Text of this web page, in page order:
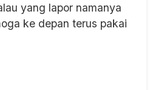
yang lapor namanya
ke depan terus pakai